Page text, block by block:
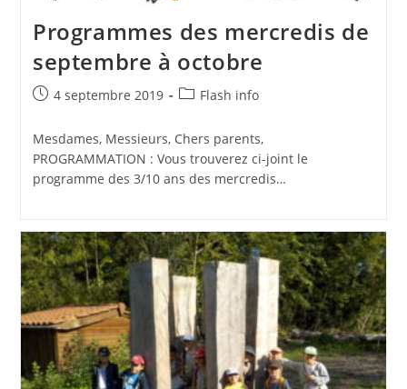
Programmes des mercredis de
septembre à octobre
Publication
4 septembre 2019
PostFlash info
Mesdames, Messieurs, Chers parents,
PROGRAMMATION : Vous trouverez ci-joint le
programme des 3/10 ans des mercredis…